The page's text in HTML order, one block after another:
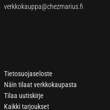
verkkokauppa@chezmarius.fi
Tietosuojaseloste
Näin tilaat verkkokaupasta
Tilaa uutiskirje
Kaikki tarjoukset